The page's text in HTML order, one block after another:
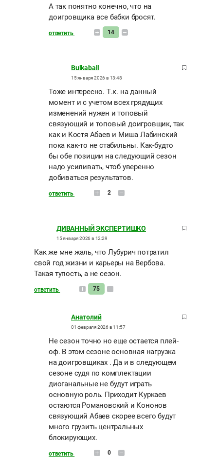
А так понятно конечно, что на
доигровщика все бабки бросят.
ответить 14
Bulkaball
15 января 2026 в 13:48
Тоже интересно. Т.к. на данный
момент и с учетом всех грядущих
изменений нужен и топовый
связующий и топовый доигровщик, так
как и Костя Абаев и Миша Лабинский
пока как-то не стабильны. Как-будто
бы обе позиции на следующий сезон
надо усиливать, чтоб уверенно
добиваться результатов.
ответить 2
ДИВАННЫЙ ЭКСПЕРТИШКО
15 января 2026 в 12:29
Как же мне жаль, что Лубурич потратил
свой год жизни и карьеры на Вербова.
Такая тупость, а не сезон.
ответить 75
Анатолий
01 февраля 2026 в 11:57
Не сезон точно но еще остается плей-
оф. В этом сезоне основная нагрузка
на доигровщиках . Да и в следующем
сезоне судя по комплектации
диоганальные не будут играть
основную роль. Приходит Куркаев
остаются Романовский и Кононов
связующий Абаев скорее всего будут
много грузить центральных
блокирующих.
ответить 0